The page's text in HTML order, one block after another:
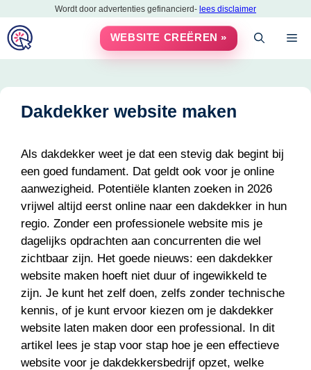
naar
de
inhoud
Wordt door advertenties gefinancierd- lees disclaimer
WEBSITE CREËREN »
Dakdekker website maken
Als dakdekker weet je dat een stevig dak begint bij
een goed fundament. Dat geldt ook voor je online
aanwezigheid. Potentiële klanten zoeken in 2026
vrijwel altijd eerst online naar een dakdekker in hun
regio. Zonder een professionele website mis je
dagelijks opdrachten aan concurrenten die wel
zichtbaar zijn. Het goede nieuws: een dakdekker
website maken hoeft niet duur of ingewikkeld te
zijn. Je kunt het zelf doen, zelfs zonder technische
kennis, of je kunt ervoor kiezen om je dakdekker
website laten maken door een professional. In dit
artikel lees je stap voor stap hoe je een effectieve
website voor je dakdekkersbedrijf opzet, welke